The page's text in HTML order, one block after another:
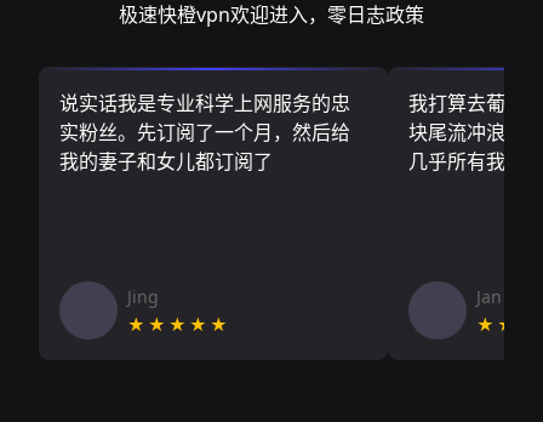
极速快橙vpn欢迎进入，零日志政策
说实话我是专业科学上网服务的忠
实粉丝。先订阅了一个月，然后给
我的妻子和女儿都订阅了
Jing
★★★★★
我打算去葡萄
块尾流冲浪板
几乎所有我需
Jan V